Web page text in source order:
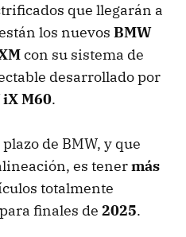
que llegarán a
los nuevos BMW
con su sistema de
desarrollado por
iX M60.
de BMW, y que
es tenermás
totalmente
finales de 2025.